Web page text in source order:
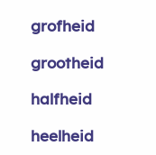
grofheid
grootheid
halfheid
heelheid